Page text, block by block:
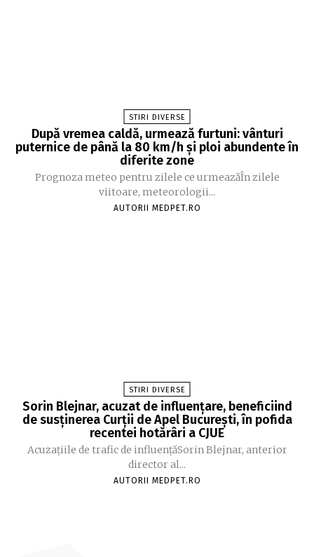
STIRI DIVERSE
După vremea caldă, urmează furtuni: vânturi
puternice de până la 80 km/h și ploi abundente în
diferite zone
Prognoza meteo pentru zilele ce urmeazăÎn zilele
viitoare, meteorologii...
AUTORII MEDPET.RO
STIRI DIVERSE
Sorin Blejnar, acuzat de influențare, beneficiind
de susținerea Curții de Apel București, în pofida
recentei hotărâri a CJUE
Acuzațiile de trafic de influențăSorin Blejnar, anterior
director al...
AUTORII MEDPET.RO